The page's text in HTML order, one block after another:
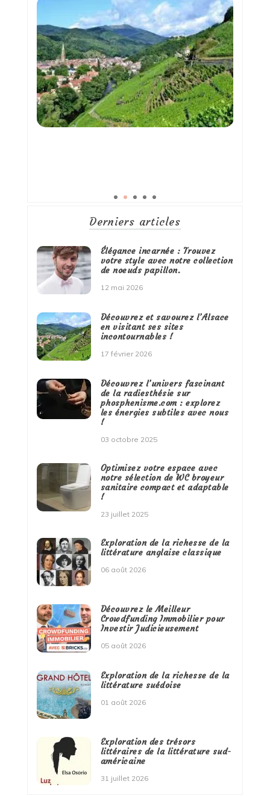
Derniers articles
Élégance incarnée : Trouvez
votre style avec notre collection
de noeuds papillon.
12 mai 2026
Découvrez et savourez l’Alsace
en visitant ses sites
incontournables !
17 février 2026
Découvrez l’univers fascinant
de la radiesthésie sur
phosphenisme.com : explorez
les énergies subtiles avec nous
!
03 octobre 2025
Optimisez votre espace avec
notre sélection de WC broyeur
sanitaire compact et adaptable
!
23 juillet 2025
Exploration de la richesse de la
littérature anglaise classique
06 août 2026
Découvrez le Meilleur
Crowdfunding Immobilier pour
Investir Judicieusement
05 août 2026
Exploration de la richesse de la
littérature suédoise
01 août 2026
Exploration des trésors
littéraires de la littérature sud-
américaine
31 juillet 2026